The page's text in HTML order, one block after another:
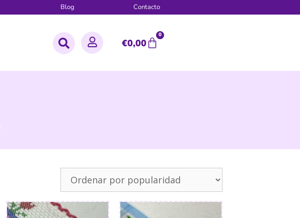
Blog Contacto
€0,00
0